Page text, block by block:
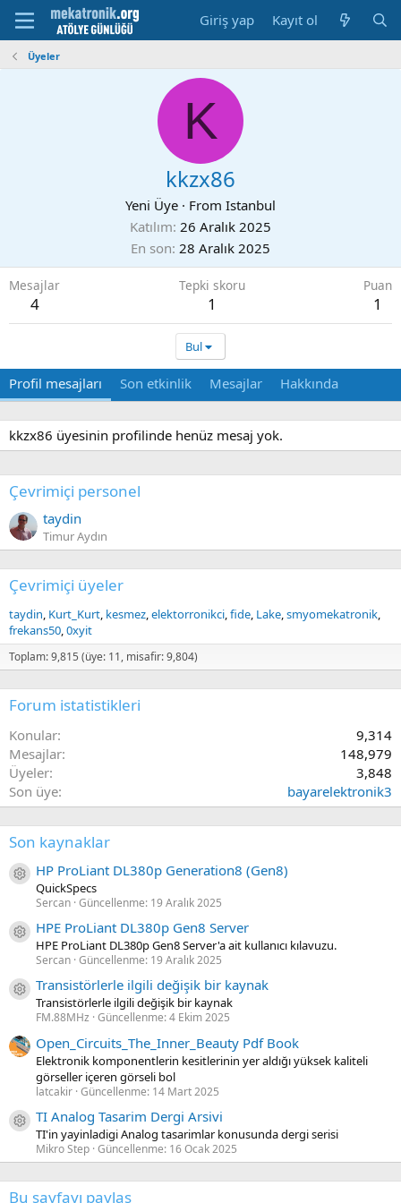
Giriş yap Kayıt ol
Üyeler
K
kkzx86
Yeni Üye · From Istanbul
Katılım 26 Aralık 2025
En son 28 Aralık 2025
Mesajlar
4
Tepki skoru
1
Puan
1
Bul
Profil mesajları Son etkinlik Mesajlar Hakkında
kkzx86 üyesinin profilinde henüz mesaj yok.
Çevrimiçi personel
taydin
Timur Aydın
Çevrimiçi üyeler
taydin Kurt_Kurt kesmez elektorronikci fide Lake smyomekatronik
frekans50 0xyit
Toplam: 9,815 (üye: 11, misafir: 9,804)
Forum istatistikleri
Konular
9,314
Mesajlar
148,979
Üyeler
3,848
Son üye
bayarelektronik3
Son kaynaklar
Kaynak ikon/amblem
HP ProLiant DL380p Generation8 (Gen8)
QuickSpecs
Sercan Güncellenme: 19 Aralık 2025
Kaynak ikon/amblem
HPE ProLiant DL380p Gen8 Server
HPE ProLiant DL380p Gen8 Server'a ait kullanıcı kılavuzu.
Sercan Güncellenme: 19 Aralık 2025
Kaynak ikon/amblem
Transistörlerle ilgili değişik bir kaynak
Transistörlerle ilgili değişik bir kaynak
FM.88MHz Güncellenme:4 Ekim 2025
Open_Circuits_The_Inner_Beauty Pdf Book
Elektronik komponentlerin kesitlerinin yer aldığı yüksek kaliteli
görseller içeren görseli bol
latcakir Güncellenme: 14 Mart 2025
Kaynak ikon/amblem
TI Analog Tasarim Dergi Arsivi
TI'in yayinladigi Analog tasarimlar konusunda dergi serisi
Mikro Step Güncellenme: 16 Ocak 2025
Bu sayfayı paylaş